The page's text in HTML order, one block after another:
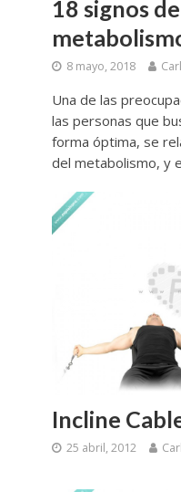
18 signos
8 mayo, 2018
Una de las
las personas que
forma óptima, se
del metabolismo, y
Incline
25 abril, 2012